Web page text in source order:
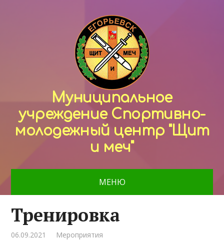
Муниципальное
учреждение Спортивно-
молодежный центр "Щит
и меч"
МЕНЮ
Тренировка
06.09.2021 Мероприятия